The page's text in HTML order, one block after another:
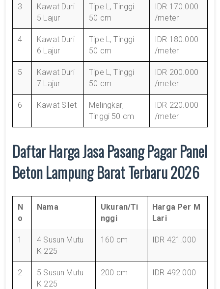
3
Kawat Duri
5 Lajur
Tipe L, Tinggi
50 cm
IDR 170.000
/meter
4
Kawat Duri
6 Lajur
Tipe L, Tinggi
50 cm
IDR 180.000
/meter
5
Kawat Duri
7 Lajur
Tipe L, Tinggi
50 cm
IDR 200.000
/meter
6 Kawat Silet
Melingkar,
Tinggi 50 cm
IDR 220.000
/meter
Daftar Harga Jasa Pasang Pagar Panel
Beton Lampung Barat Terbaru 2026
N
o
Nama
Ukuran/Ti
nggi
Harga Per M
Lari
1
4 Susun Mutu
K 225
160 cm IDR 421.000
2
5 Susun Mutu
K 225
200 cm IDR 492.000